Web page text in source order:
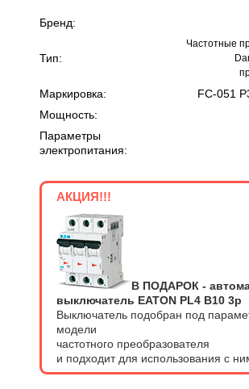
Бренд:
Тип:
Частотные
Маркировка:
FC-051
Мощность:
Параметры
электропитания:
АКЦИЯ!!!
В ПОДАРОК -
выключатель EATON PL4 В10 3p
Выключатель подобран под
модели
частотного преобразователя
и подходит для использования с